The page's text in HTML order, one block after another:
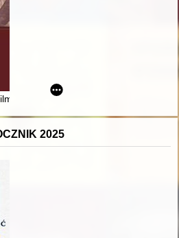
historyczny czyli W jaki sposób
2025